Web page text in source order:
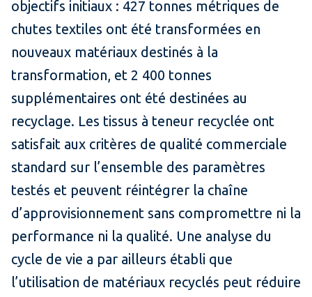
objectifs initiaux : 427 tonnes métriques de
chutes textiles ont été transformées en
nouveaux matériaux destinés à la
transformation, et 2 400 tonnes
supplémentaires ont été destinées au
recyclage. Les tissus à teneur recyclée ont
satisfait aux critères de qualité commerciale
standard sur l’ensemble des paramètres
testés et peuvent réintégrer la chaîne
d’approvisionnement sans compromettre ni la
performance ni la qualité. Une analyse du
cycle de vie a par ailleurs établi que
l’utilisation de matériaux recyclés peut réduire